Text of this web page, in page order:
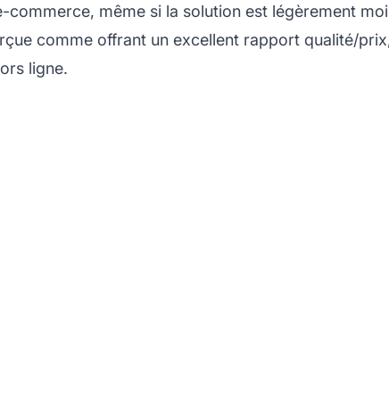
commerce, même si la solution est légèrement
comme offrant un excellent rapport qualité/
ligne.